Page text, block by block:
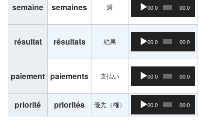
semaine semaines 週 音声プレーヤー
00:00 00:00
résultat résultats 結果 音声プレーヤー
00:00 00:00
paiement paiements 支払い 音声プレーヤー
00:00 00:00
priorité priorités 優先（権） 音声プレーヤー
00:00 00:00